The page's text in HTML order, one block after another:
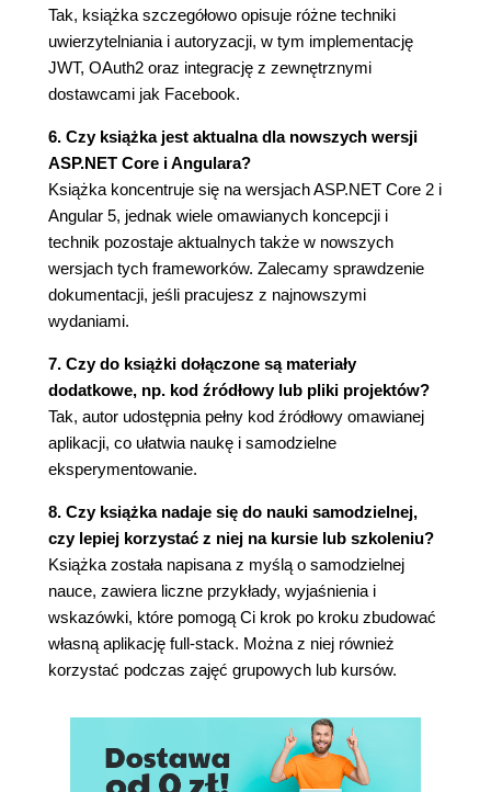
Mechanizm stosowany w
przeszłości
Powrót do przyszłości
Czas na test
typowania
Czyszczenie aplikacji klienckiej
Ograniczenie liczby komponentów
Klasy AppModule
Aktualizacja NavMenu
Odnośniki
Poruszana tematyka
Podsumowanie
Rozdział 2. Część serwerowa wykorzystująca
.NET Core
Przepływ danych
Zadania modelu widoku
Pierwszy model widoku
Klasa QuizController
Dodatkowe metody akcji
Metoda ByTitle
Metoda Random()
Sprawdzenie, czy wszystko działa
Dodawanie pozostałych kontrolerów
Klasa QuestionViewModel
Klasa AnswerViewModel
Klasa AnswerController
Klasa ResultViewModel
Tak, książka szczegółowo opisuje różne techniki
uwierzytelniania i autoryzacji, w tym implementację
JWT, OAuth2 oraz integrację z zewnętrznymi
dostawcami jak Facebook.
6. Czy książka jest aktualna dla nowszych wersji
ASP.NET Core i Angulara?
Książka koncentruje się na wersjach ASP.NET Core 2 i
Angular 5, jednak wiele omawianych koncepcji i
technik pozostaje aktualnych także w nowszych
wersjach tych frameworków. Zalecamy sprawdzenie
dokumentacji, jeśli pracujesz z najnowszymi
wydaniami.
7. Czy do książki dołączone są materiały
dodatkowe, np. kod źródłowy lub pliki projektów?
Tak, autor udostępnia pełny kod źródłowy omawianej
aplikacji, co ułatwia naukę i samodzielne
eksperymentowanie.
8. Czy książka nadaje się do nauki samodzielnej,
czy lepiej korzystać z niej na kursie lub szkoleniu?
Książka została napisana z myślą o samodzielnej
nauce, zawiera liczne przykłady, wyjaśnienia i
wskazówki, które pomogą Ci krok po kroku zbudować
własną aplikację full-stack. Można z niej również
korzystać podczas zajęć grupowych lub kursów.